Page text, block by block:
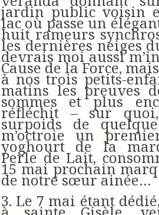
jardin public voisin
lac où passe un
huit rameurs
les dernières neiges
devrais moi aussi
Cause de la Force,
à nos trois petits-
matins les preuves
sommes et plus
réfléchit – sur
surpoids de
m’octroie un
yoghourt de la
Perle de Lait,
15 mai prochain
de notre sœur ainée…
3. Le 7 mai étant